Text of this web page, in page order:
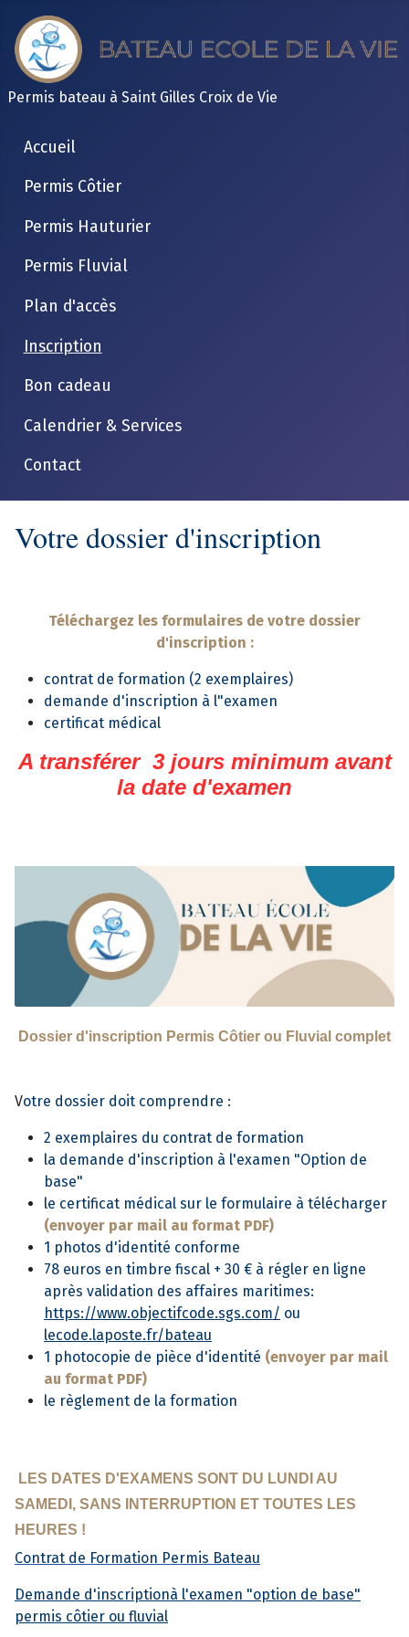
Permis bateau à Saint Gilles Croix de Vie
Accueil
Permis Côtier
Permis Hauturier
Permis Fluvial
Plan d'accès
Inscription
Bon cadeau
Calendrier & Services
Contact
Votre dossier d'inscription
Téléchargez les formulaires de votre dossier
d'inscription :
contrat de formation (2 exemplaires)
demande d'inscription à l"examen
certificat médical
A transférer 3 jours minimum avant
la date d'examen
Dossier d'inscription Permis Côtier ou Fluvial complet
Votre dossier doit comprendre :
2 exemplaires du contrat de formation
la demande d'inscription à l'examen "Option de
base"
le certificat médical sur le formulaire à télécharger
(envoyer par mail au format PDF)
1 photos d'identité conforme
78 euros en timbre fiscal + 30 € à régler en ligne
après validation des affaires maritimes:
https://www.objectifcode.sgs.com/ ou
lecode.laposte.fr/bateau
1 photocopie de pièce d'identité (envoyer par mail
au format PDF)
le règlement de la formation
LES DATES D'EXAMENS SONT DU LUNDI AU
SAMEDI, SANS INTERRUPTION ET TOUTES LES
HEURES !
Contrat de Formation Permis Bateau
Demande d'inscriptionà l'examen "option de base"
permis côtier ou fluvial